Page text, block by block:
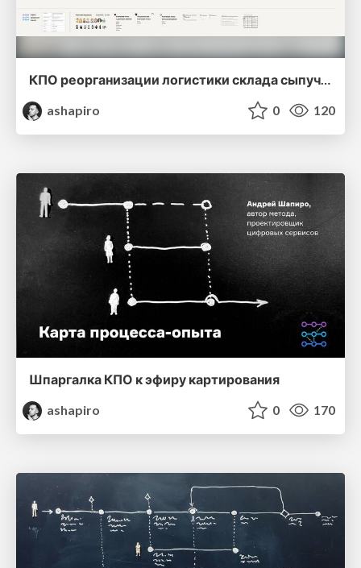
КПО реорганизации логистики склада сыпучих материалов
ashapiro
0 120
Шпаргалка КПО к эфиру картирования
ashapiro
0 170